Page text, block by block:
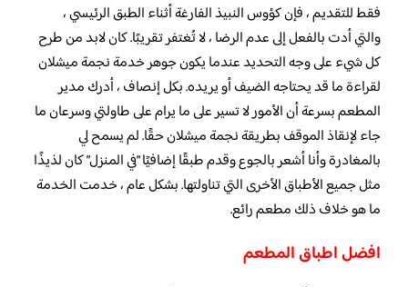
فقط للتقديم ، فإن كؤوس النبيذ الفارغة أثناء الطبق الرئيسي ،
والتي أدت بالفعل إلى عدم الرضا ، لا تُغتفر تقريبًا. كان لابد من طرح
كل شيء على وجه التحديد عندما يكون جوهر خدمة نجمة ميشلان
لقراءة ما قد يحتاجه الضيف أو يريده. بكل إنصاف ، أدرك مدير
المطعم بسرعة أن الأمور لا تسير على ما يرام على طاولتي وسرعان ما
جاء لإنقاذ الموقف بطريقة نجمة ميشلان حقًا. لم يسمح لي
بالمغادرة وأنا أشعر بالجوع وقدم طبقًا إضافيًا “في المنزل” كان لذيذًا
مثل جميع الأطباق الأخرى التي تناولتها. بشكل عام ، خدمت الخدمة
ما هو خلاف ذلك مطعم رائع.
افضل اطباق المطعم